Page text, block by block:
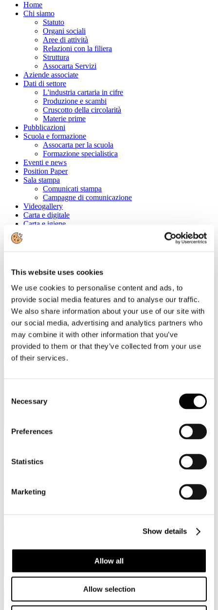
This website uses cookies
We use cookies to personalise content and ads, to
provide social media features and to analyse our traffic.
We also share information about your use of our site with
our social media, advertising and analytics partners who
may combine it with other information that you’ve
provided to them or that they’ve collected from your use
of their services.
Selection
Necessary
Preferences
Statistics
Marketing
Show details
Allow all
Allow selection
Home
Chi siamo
Statuto
Organi sociali
Aree di attività
Relazioni con la filiera
Struttura
Assocarta Servizi
Aziende associate
Dati di settore
L'industria cartaria in cifre
Produzione e scambi
Cruscotto della circolarità
Materie prime
Pubblicazioni
Scuola e formazione
Assocarta per la scuola
Formazione specialistica
Eventi e news
Position Paper
Sala stampa
Comunicati stampa
Campagne di comunicazione
Videogallery
Carta e digitale
Carta e igiene
Ragione Sociale
Categorie merceologiche
Tel. +39 02-290.03018 r.a